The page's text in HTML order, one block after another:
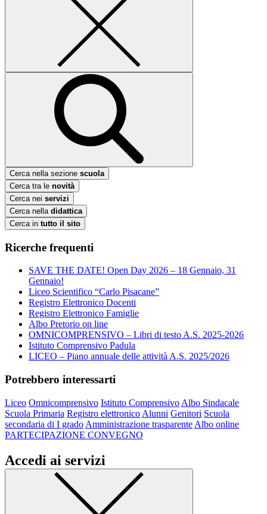
Cerca nella sezione scuola
Cerca tra le novità
Cerca nei servizi
Cerca nella didattica
Cerca in tutto il sito
Ricerche frequenti
SAVE THE DATE! Open Day 2026 – 18 Gennaio, 31
Gennaio!
Liceo Scientifico “Carlo Pisacane”
Registro Elettronico Docenti
Registro Elettronico Famiglie
Albo Pretorio on line
OMNICOMPRENSIVO – Libri di testo A.S. 2025-2026
Istituto Comprensivo Padula
LICEO – Piano annuale delle attività A.S. 2025/2026
Potrebbero interessarti
Liceo Omnicomprensivo Istituto Comprensivo Albo Sindacale
Scuola Primaria Registro elettronico Alunni Genitori Scuola
secondaria di I grado Amministrazione trasparente Albo online
PARTECIPAZIONE CONVEGNO
Accedi ai servizi